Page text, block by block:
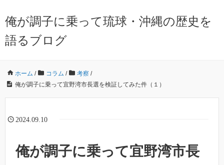
俺が調子に乗って琉球・沖縄の歴史を
語るブログ
ホーム / コラム / 考察 /
俺が調子に乗って宜野湾市長選を検証してみた件（１）
2024.09.10
俺が調子に乗って宜野湾市長